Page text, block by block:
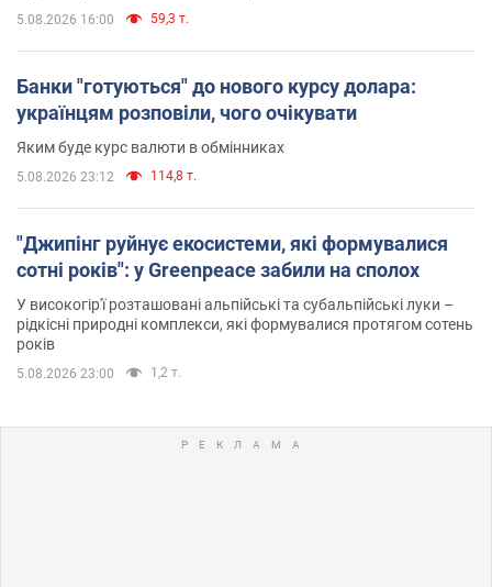
5.08.2026 16:00 59,3 т.
Банки "готуються" до нового курсу долара:
українцям розповіли, чого очікувати
Яким буде курс валюти в обмінниках
5.08.2026 23:12 114,8 т.
"Джипінг руйнує екосистеми, які формувалися
сотні років": у Greenpeace забили на сполох
У високогір'ї розташовані альпійські та субальпійські луки –
рідкісні природні комплекси, які формувалися протягом сотень
років
5.08.2026 23:00 1,2 т.